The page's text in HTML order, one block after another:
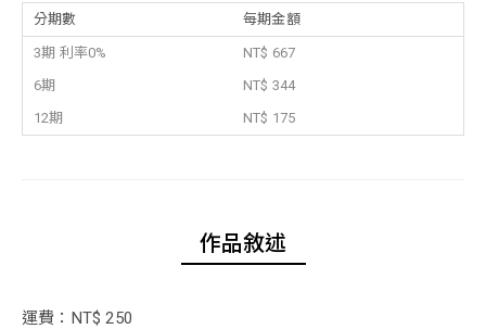
分期數 每期金額
3期 利率0%
NT$ 667
6期
NT$ 344
12期
NT$ 175
作品敘述
運費：NT$ 250